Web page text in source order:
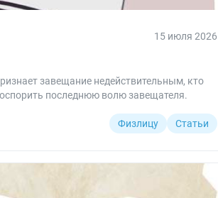
15 июля 2026
завещание недействительным, кто
последнюю волю завещателя.
Физлицу Статьи